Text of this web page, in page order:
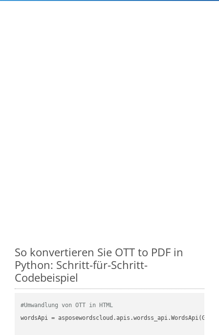
So konvertieren Sie OTT to PDF in
Python: Schritt-für-Schritt-
Codebeispiel
#Umwandlung von OTT in HTML
wordsApi =